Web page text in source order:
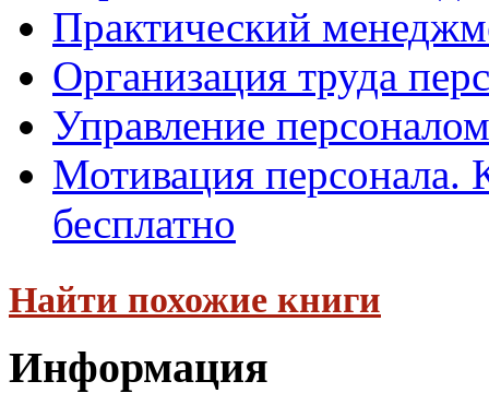
Практический
Организация труда
Управление
Мотивация персонала.
бесплатно
Найти похожие книги
Информация